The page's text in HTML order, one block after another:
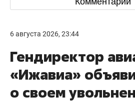
6 августа 2026, 23:44
Гендиректор
«Ижавиа»
о своем